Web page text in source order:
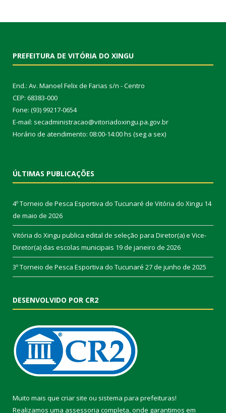
PREFEITURA DE VITÓRIA DO XINGU
End.: Av. Manoel Felix de Farias s/n - Centro
CEP: 68383-000
Fone: (93) 99217-0654
E-mail: secadministracao@vitoriadoxingu.pa.gov.br
Horário de atendimento: 08:00-14:00 hs (seg a sex)
ÚLTIMAS PUBLICAÇÕES
4º Torneio de Pesca Esportiva do Tucunaré de Vitória do Xingu 14
de maio de 2026
Vitória do Xingu publica edital de seleção para Diretor(a) e Vice-
Diretor(a) das escolas municipais 19 de janeiro de 2026
3º Torneio de Pesca Esportiva do Tucunaré 27 de junho de 2025
DESENVOLVIDO POR CR2
Muito mais que criar site ou sistema para prefeituras!
Realizamos uma assessoria completa, onde garantimos em